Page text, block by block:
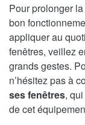
Pour prolonger
bon
appliquer au
fenêtres, veillez
grands gestes.
n’hésitez pas à
ses fenêtres,
de cet